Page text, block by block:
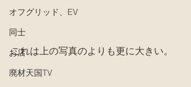
オフグリッド、EV
同士
お店
廃材天国TV
これは上の写真のよりも更に大きい。